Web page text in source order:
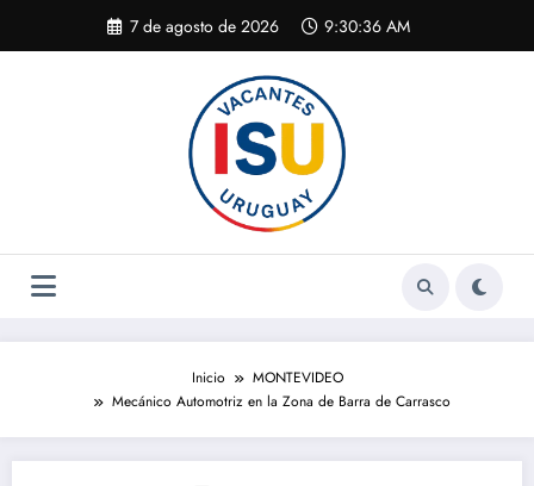
contenido
7 de agosto de 2026 9:30:37 AM
Inicio
MONTEVIDEO
Mecánico Automotriz en la Zona de Barra de Carrasco